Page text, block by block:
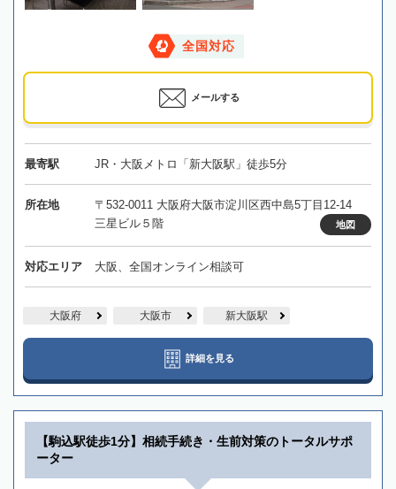
全国対応
メールする
最寄駅 JR・大阪メトロ「新大阪駅」徒歩5分
所在地
〒532-0011 大阪府大阪市淀川区西中島5丁目12-14
三星ビル５階
地図
対応エリア 大阪、全国オンライン相談可
大阪府 大阪市 新大阪駅
詳細を見る
【駒込駅徒歩1分】相続手続き・生前対策のトータルサポ
ーター